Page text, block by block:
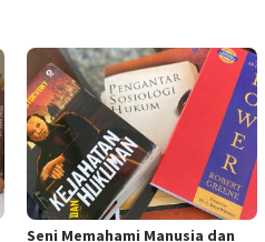
Seni Memahami Manusia dan